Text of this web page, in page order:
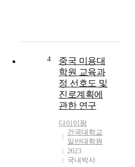
다
이
4
중국 미용대
학원 교육과
정 선호도 및
진로계획에
관한 연구
다이이팡
건국대학교
일반대학원
2023
국내박사